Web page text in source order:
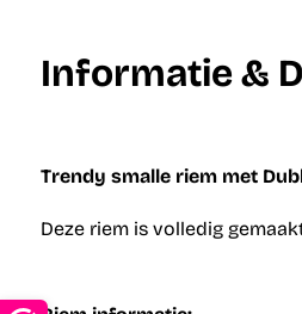
Informatie &
Trendy smalle riem met
Deze riem is volledig